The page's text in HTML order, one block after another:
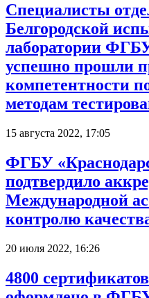
Специалисты
Белгородской
лаборатории
успешно прошли
компетентности
методам
15 августа 2022, 17:05
ФГБУ
подтвердило
Международной
контролю
20 июля 2022, 16:26
4800